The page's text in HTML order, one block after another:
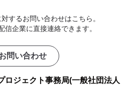
するお問い合わせはこちら。
信企業に直接連絡できます。
問い合わせ
ロジェクト事務局(一般社団法人